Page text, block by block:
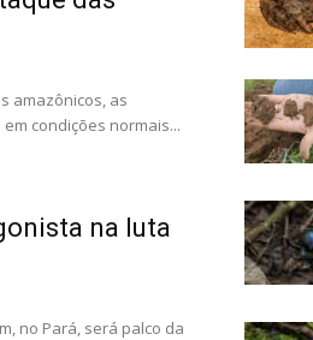
amazônicos, as
condições normais...
na luta
no Pará, será palco da